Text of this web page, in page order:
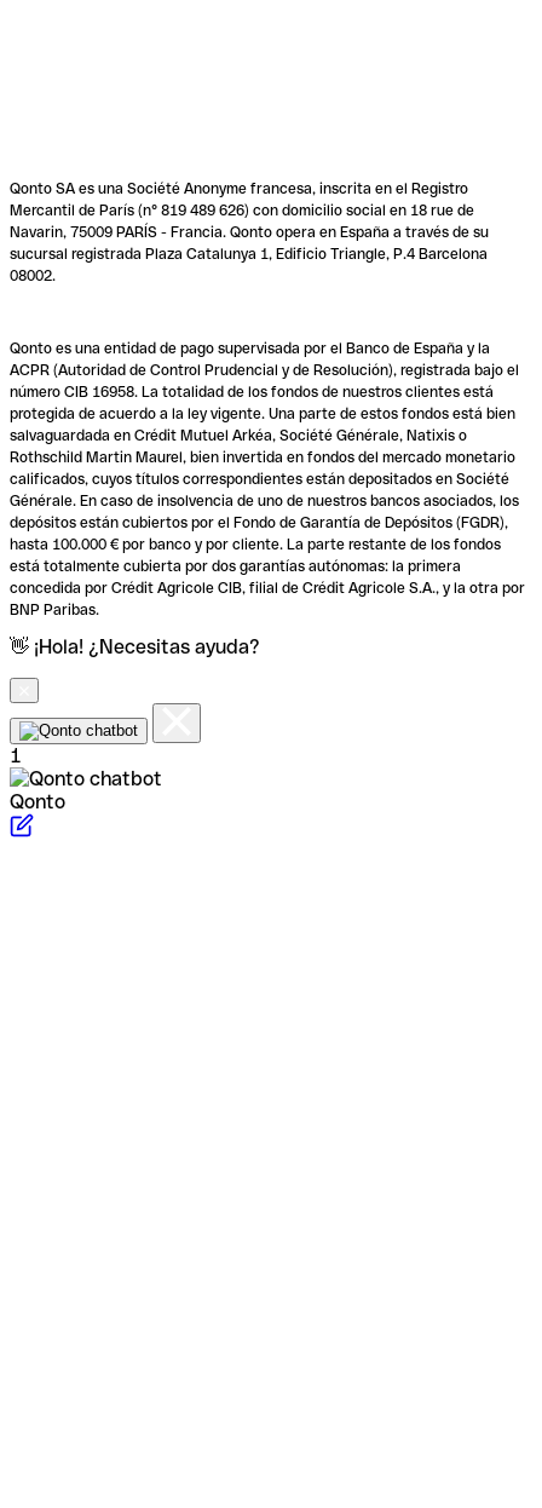
Qonto SA es una Société Anonyme francesa, inscrita en el Registro
Mercantil de París (n° 819 489 626) con domicilio social en 18 rue de
Navarin, 75009 PARÍS - Francia. Qonto opera en España a través de su
sucursal registrada Plaza Catalunya 1, Edificio Triangle, P.4 Barcelona
08002.
Qonto es una entidad de pago supervisada por el Banco de España y la
ACPR (Autoridad de Control Prudencial y de Resolución), registrada bajo el
número CIB 16958. La totalidad de los fondos de nuestros clientes está
protegida de acuerdo a la ley vigente. Una parte de estos fondos está bien
salvaguardada en Crédit Mutuel Arkéa, Société Générale, Natixis o
Rothschild Martin Maurel, bien invertida en fondos del mercado monetario
calificados, cuyos títulos correspondientes están depositados en Société
Générale. En caso de insolvencia de uno de nuestros bancos asociados, los
depósitos están cubiertos por el Fondo de Garantía de Depósitos (FGDR),
hasta 100.000 € por banco y por cliente. La parte restante de los fondos
está totalmente cubierta por dos garantías autónomas: la primera
concedida por Crédit Agricole CIB, filial de Crédit Agricole S.A., y la otra por
BNP Paribas.
👋 ¡Hola! ¿Necesitas ayuda?
1
Qonto